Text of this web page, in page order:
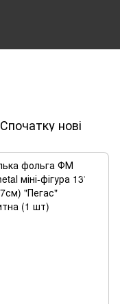
Спочатку нові